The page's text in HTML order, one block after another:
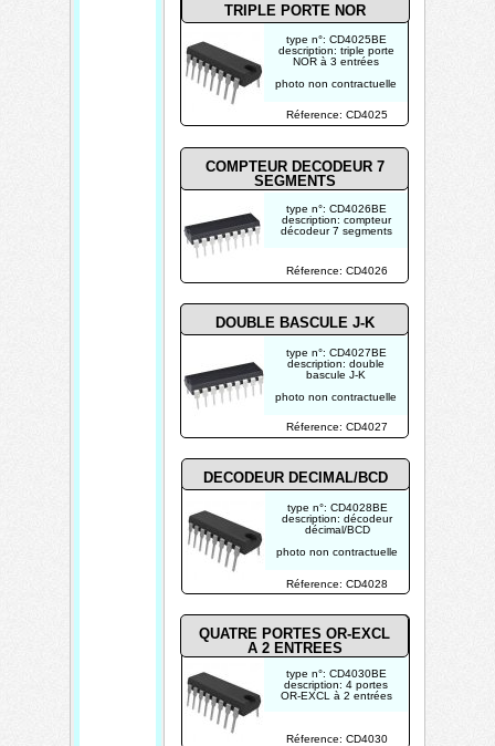
Réference: CD4030
Réference: CD4028
Réference: CD4025
QUATRE PORTES OR-EXCL
A 2 ENTREES
DECODEUR DECIMAL/BCD
type n°: CD4025BE
description: triple porte
NOR à 3 entrées
photo non contractuelle
type n°: CD4028BE
description: décodeur
décimal/BCD
photo non contractuelle
type n°: CD4030BE
description: 4 portes
OR-EXCL à 2 entrées
type n°: CD4027BE
description: double
bascule J-K
photo non contractuelle
Réference: CD4027
TRIPLE PORTE NOR
type n°: CD4026BE
description: compteur
décodeur 7 segments
Réference: CD4026
COMPTEUR DECODEUR 7
SEGMENTS
DOUBLE BASCULE J-K